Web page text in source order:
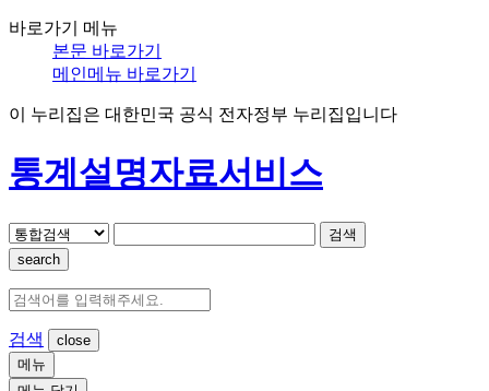
바로가기 메뉴
본문 바로가기
메인메뉴 바로가기
이 누리집은 대한민국 공식 전자정부 누리집입니다
통계설명자료서비스
검색
search
검색
메뉴